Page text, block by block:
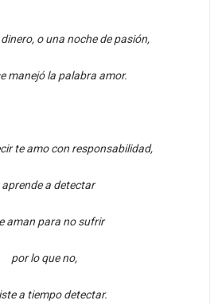
o una noche de pasión,
manejó la palabra amor.
te amo con responsabilidad,
aprende a detectar
aman para no sufrir
por lo que no,
a tiempo detectar.